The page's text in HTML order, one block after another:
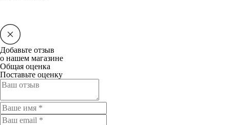
Добавьте отзыв
о нашем магазине
Общая оценка
Поставьте оценку